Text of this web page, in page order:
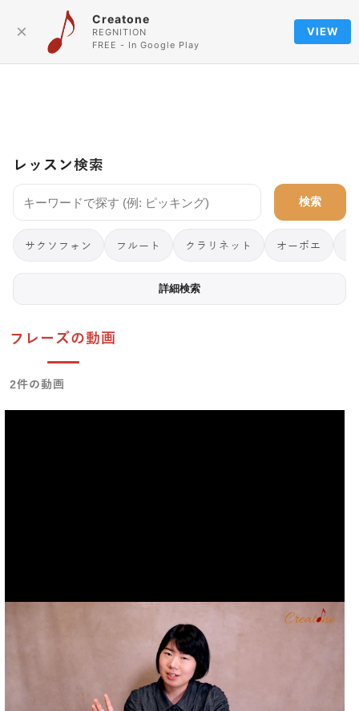
×
Creatone
REGNITION
FREE - In Google Play
VIEW
レッスン検索
検索
サクソフォン フルート クラリネット オーボエ
詳細検索
フレーズの動画
2件の動画